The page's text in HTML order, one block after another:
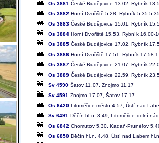
Os 3881 České Budějovice 13.02, Rybník
Os 3882 Horní Dvořiště 5.28, Rybník 5.35-
Os 3883 České Budějovice 15.01, Rybník
Os 3884 Horní Dvořiště 15.53, Rybník 16.00-
Os 3885 České Budějovice 17.02, Rybník
Os 3886 Horní Dvořiště 17.51, Rybník 17.58-
Os 3887 České Budějovice 21.07, Rybník
Os 3889 České Budějovice 22.59, Rybník
Sv 4590 Šatov 11.07, Znojmo 11.17
Sv 4591 Znojmo 17.07, Šatov 17.17
Os 6420 Litoměřice město 4.57, Ústí nad
Sv 6491 Děčín hl.n. 3.49, Litoměřice dolní
Os 6842 Chomutov 5.30, Kadaň-Prunéřov
Os 6850 Děčín hl.n. 4.48, Ústí nad Labem